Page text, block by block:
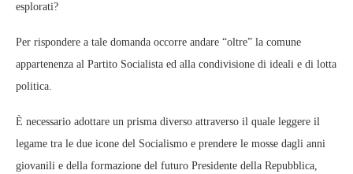
esplorati?
Per rispondere a tale domanda occorre andare “oltre” la comune
appartenenza al Partito Socialista ed alla condivisione di ideali e di lotta
politica.
È necessario adottare un prisma diverso attraverso il quale leggere il
legame tra le due icone del Socialismo e prendere le mosse dagli anni
giovanili e della formazione del futuro Presidente della Repubblica,